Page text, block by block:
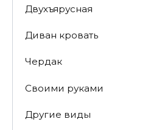
Двухъярусная
Диван кровать
Чердак
Своими руками
Другие виды